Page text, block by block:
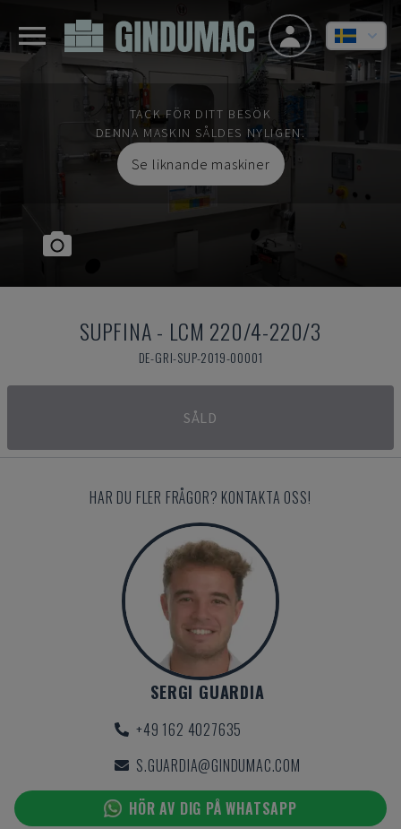
TACK FÖR DITT BESÖK
DENNA MASKIN SÅLDES NYLIGEN.
Se liknande maskiner
SUPFINA- LCM 220/4-220/3
DE-GRI-SUP-2019-00001
SÅLD
HAR DU FLER FRÅGOR? KONTAKTA OSS!
SERGI GUARDIA
+49 162 4027635
S.GUARDIA@GINDUMAC.COM
HÖR AV DIG PÅ WHATSAPP